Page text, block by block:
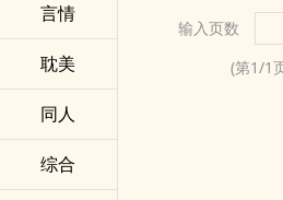
言情
耽美
同人
综合
输入页数
(第1/1